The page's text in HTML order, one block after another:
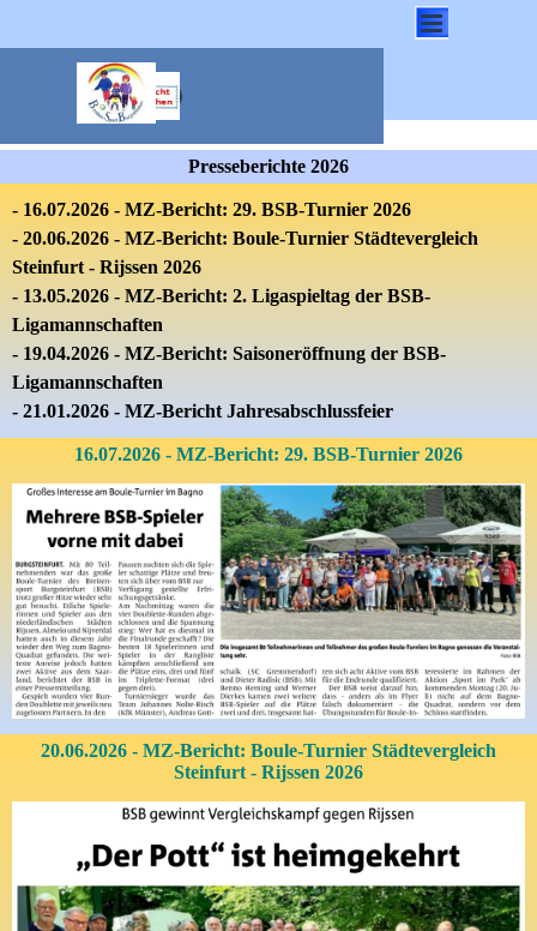
Presseberichte 2026
- 16.07.2026 - MZ-Bericht: 29. BSB-Turnier 2026
- 20.06.2026 - MZ-Bericht: Boule-Turnier Städtevergleich
Steinfurt - Rijssen 2026
- 13.05.2026 - MZ-Bericht: 2. Ligaspieltag der BSB-
Ligamannschaften
- 19.04.2026 - MZ-Bericht: Saisoneröffnung der BSB-
Ligamannschaften
- 21.01.2026 - MZ-Bericht Jahresabschlussfeier
16.07.2026 - MZ-Bericht: 29. BSB-Turnier 2026
20.06.2026 - MZ-Bericht: Boule-Turnier Städtevergleich
Steinfurt - Rijssen 2026